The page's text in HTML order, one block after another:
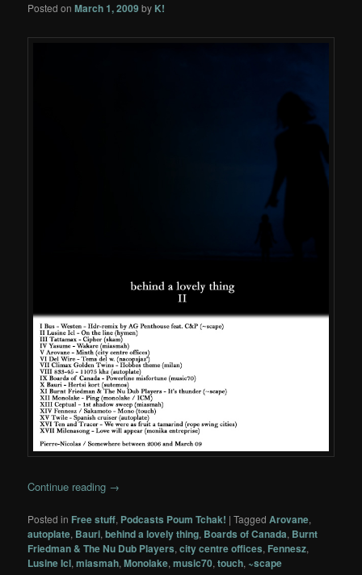
Posted onMarch 1, 2009 by K!
Continue reading →
Posted in Free stuff, Podcasts Poum Tchak! |Tagged Arovane,
autoplate, Bauri,behind a lovely thing, Boards of Canada, Burnt
Friedman & The Nu Dub Players,city centre offices, Fennesz,
Lusine Icl,miasmah,Monolake,music70,touch, ~scape